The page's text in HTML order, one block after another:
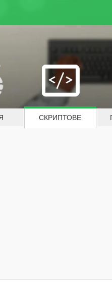
СКРИПТОВЕ